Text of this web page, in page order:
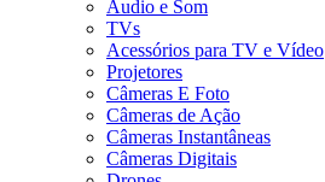
Áudio e Som
TVs
Acessórios para TV e Vídeo
Projetores
Câmeras E Foto
Câmeras de Ação
Câmeras Instantâneas
Câmeras Digitais